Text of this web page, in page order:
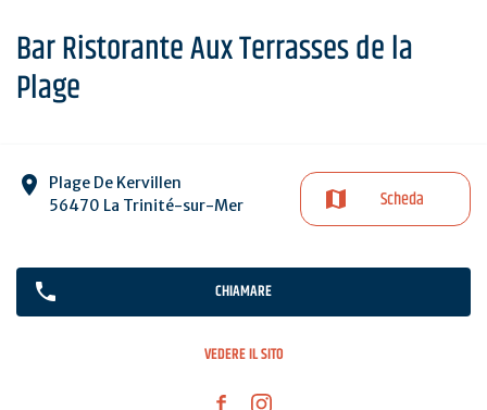
Bar Ristorante Aux Terrasses de la
Plage
Plage De Kervillen
56470 La Trinité-sur-Mer
Scheda
CHIAMARE
VEDERE IL SITO